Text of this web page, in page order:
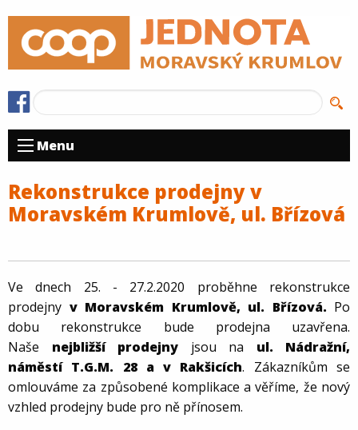
Menu
Rekonstrukce prodejny v
Moravském Krumlově, ul. Břízová
Ve dnech 25. - 27.2.2020 proběhne rekonstrukce
prodejny v Moravském Krumlově, ul. Břízová. Po
dobu rekonstrukce bude prodejna uzavřena.
Naše nejbližší prodejny jsou na ul. Nádražní,
náměstí T.G.M. 28 a v Rakšicích. Zákazníkům se
omlouváme za způsobené komplikace a věříme, že nový
vzhled prodejny bude pro ně přínosem.